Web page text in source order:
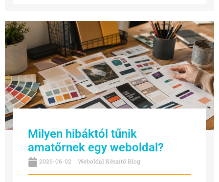
Milyen hibáktól tűnik
amatőrnek egy weboldal?
2026-06-02 Weboldal Készítő Blog